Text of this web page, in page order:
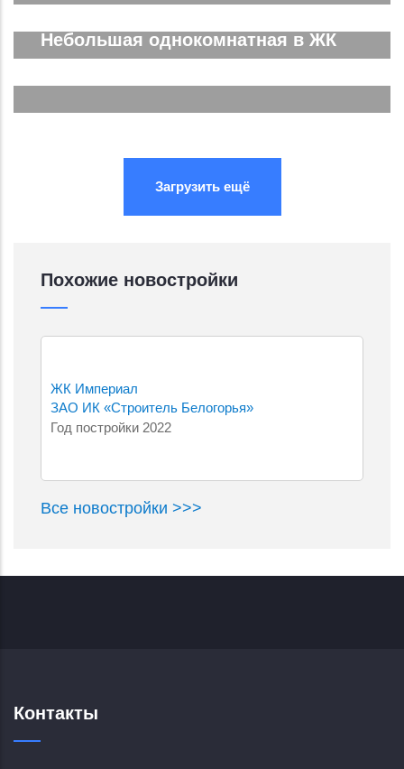
Трёхкомнатная ЖК Спутник Сити
Небольшая однокомнатная в ЖК
Южные Резиденции
Загрузить ещё
Похожие новостройки
ЖК Империал
ЗАО ИК «Строитель Белогорья»
Год постройки 2022
Все новостройки >>>
Контакты